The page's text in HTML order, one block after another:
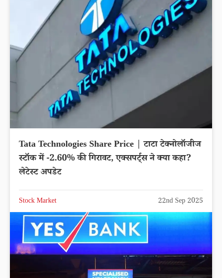
Tata Technologies Share Price | टाटा टेक्नोलॉजीज
स्टॉक में -2.60% की गिरावट, एक्सपर्ट्स ने क्या कहा?
लेटेस्ट अपडेट
Stock Market 22nd Sep 2025